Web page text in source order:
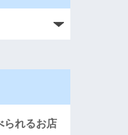
られるお店